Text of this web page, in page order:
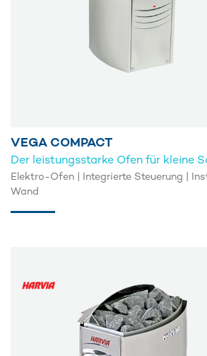
VEGA COMPACT
Der leistungsstarke Ofen für kleine
Elektro-Ofen | Integrierte Steuerung |
Wand